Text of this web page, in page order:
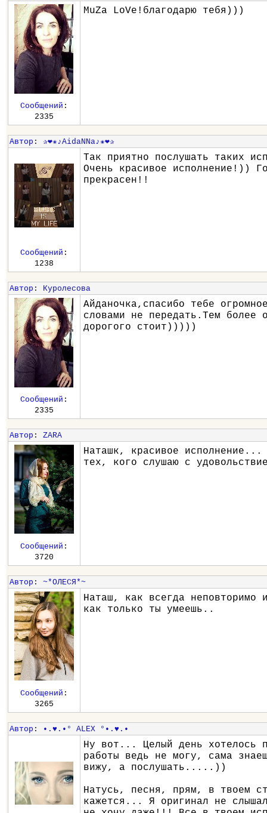
MuZa LoVe!благодарю тебя)))
Сообщений :
2335
Автор : ✰❤✬♪AidaNNa♪✬❤✰
Так приятно послушать таких
Очень красивое исполнение!))
прекрасен!!
Сообщений :
1238
Автор : Куролесова
Айданочка,спасибо тебе
словами не передать.Тем более
дорогого стоит)))))
Сообщений :
2335
Автор : ZARA
Наташк, красивое
тех, кого слушаю с
Сообщений :
3720
Автор : ~*ОЛЕСЯ*~
Наташ, как всегда неповторимо
как только ты умеешь..
Сообщений :
3265
Автор : •.♥.•° ALEX °•.♥.•
Ну вот... Целый день
работы ведь не могу, сама
вижу, а послушать.....))
Натусь, песня, прям, в твоем
кажется... Я оригинал не